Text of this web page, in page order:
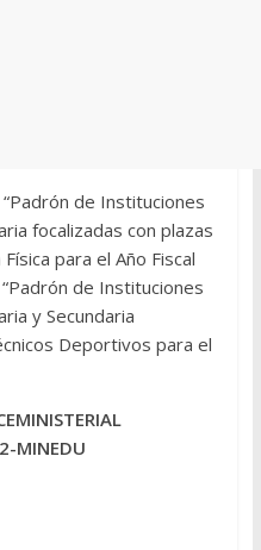
de Instituciones
focalizadas con plazas
para el Año Fiscal
de Instituciones
y Secundaria
Deportivos para el
MINEDU